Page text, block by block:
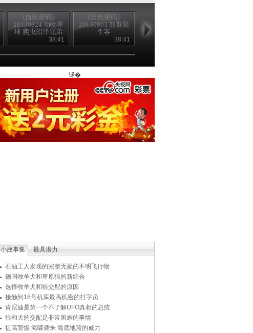
《自然密码》
20130824 动物星
球 爬虫沼泽兄弟
38:41
《自然密码》
20130803 熊群陌
生客
38:41
20130727 动物星
锘�
小故事集 最具潜力
石油工人发现的完整无损的不明飞行物
德国牧羊犬和草原狼的新结合
选择牧羊犬和狼交配的原因
接触到18号机库最高机密的打字员
肯尼迪是第一个不了解UFO真相的总统
狼和犬的交配是非常困难的事情
提高警惕 海啸袭来 海底地震的威力